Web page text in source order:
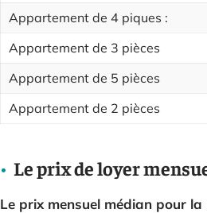
Appartement de 4 piques :
Appartement de 3 pièces
Appartement de 5 pièces
Appartement de 2 pièces
Le prix de loyer
Le prix mensuel médian pour